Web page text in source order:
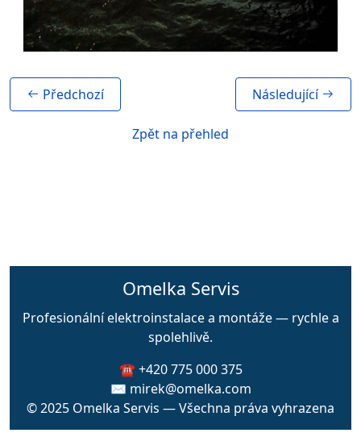
Předchozí
Zpět na přehled
Následující
Omelka Servis
Profesionální elektroinstalace a montáže — rychle a
spolehlivě.
☎️ +420 775 000 375
✉️ mirek@omelka.com
© 2025 Omelka Servis — Všechna práva vyhrazena